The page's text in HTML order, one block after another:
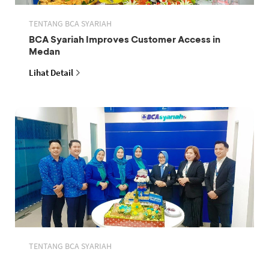
TENTANG BCA SYARIAH
BCA Syariah Improves Customer Access in
Medan
Lihat Detail
TENTANG BCA SYARIAH